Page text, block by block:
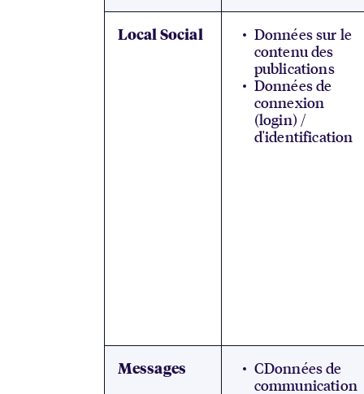
Local Social
Données sur le
contenu des
publications
Données de
connexion
(login) /
d'identification
Messages
CDonnées de
communication